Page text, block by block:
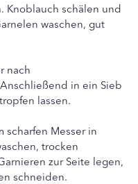
Knoblauch schälen und
waschen, gut
nach
in ein Sieb
lassen.
scharfen Messer in
trocken
zur Seite legen,
schneiden.